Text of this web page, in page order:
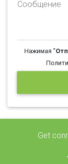
Сообщение
Нажимая "
Get